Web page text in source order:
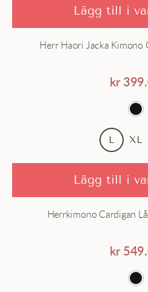
Lägg till i
Herr Haori Jacka Kimono
kr
L XL
Lägg till i
Herrkimono Cardigan
kr